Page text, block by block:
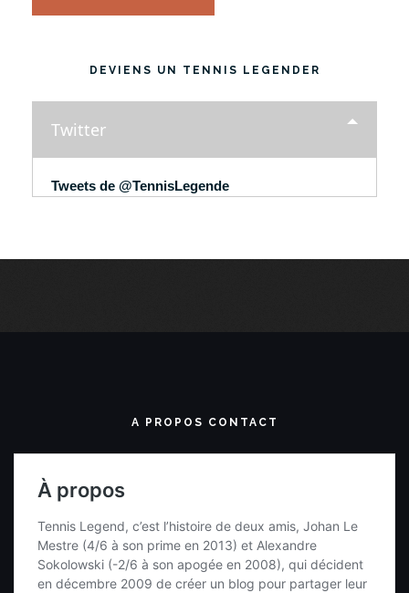
DEVIENS UN TENNIS LEGENDER
Twitter
Tweets de @TennisLegende
A PROPOS CONTACT